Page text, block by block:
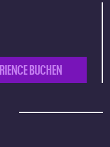
BUCHEN